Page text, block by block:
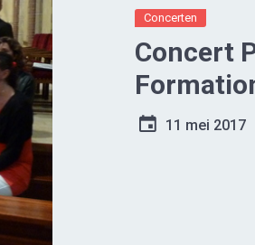
Concerten
Concert
11 mei 2017